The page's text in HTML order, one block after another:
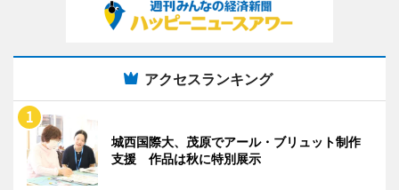
アクセスランキング
城西国際大、茂原でアール・ブリュット制作
支援 作品は秋に特別展示